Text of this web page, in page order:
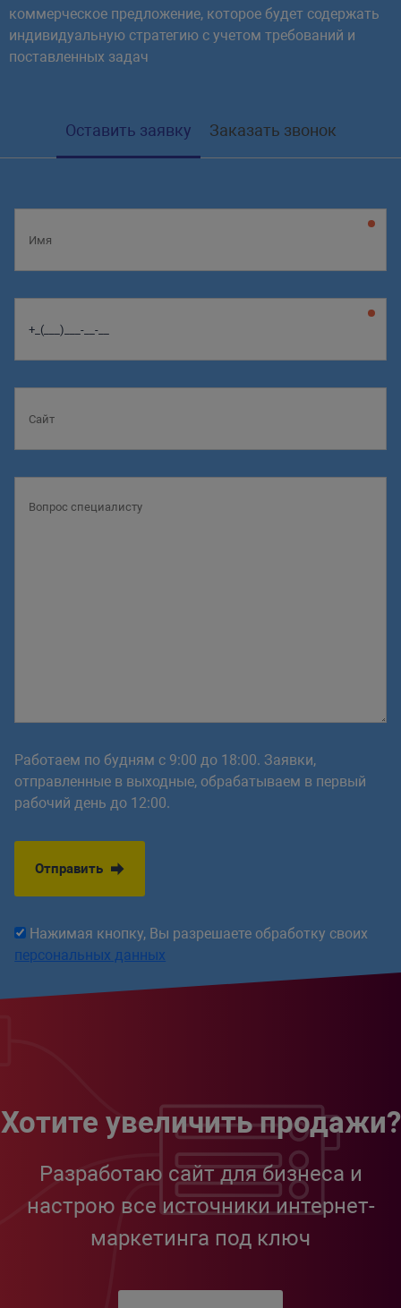
коммерческое предложение, которое будет содержать
индивидуальную стратегию с учетом требований и
поставленных задач
Оставить заявку Заказать звонок
Работаем по будням с 9:00 до 18:00. Заявки,
отправленные в выходные, обрабатываем в первый
рабочий день до 12:00.
Отправить
Нажимая кнопку, Вы разрешаете обработку своих
персональных данных
Хотите увеличить продажи?
Разработаю сайт для бизнеса и
настрою все источники интернет-
маркетинга под ключ